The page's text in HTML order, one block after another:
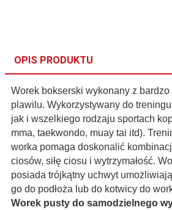
OPIS PRODUKTU
Worek bokserski wykonany z bardzo
plawilu. Wykorzystywany do
jak i wszelkiego rodzaju sportach
mma, taekwondo, muay tai itd).
worka pomaga doskonalić
ciosów, siłę ciosu i wytrzymałość.
posiada trójkątny uchwyt
go do podłoża lub do kotwicy do
Worek pusty do samodzielnego